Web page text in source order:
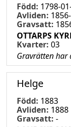
Född: 1798-
Avliden:
Gravsatt:
OTTARPS
Kvarter: 03
Gravrätten
Helge
Född: 1883
Avliden: 1888
Gravsatt: -